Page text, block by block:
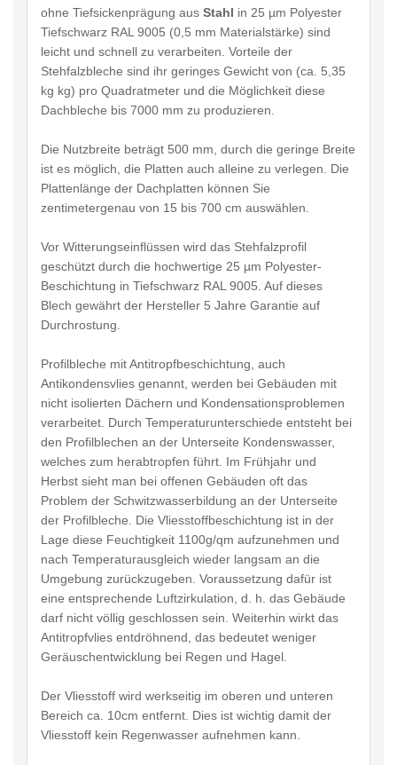
ohne Tiefsickenprägung aus Stahl in 25 µm Polyester
Tiefschwarz RAL 9005 (0,5 mm Materialstärke) sind
leicht und schnell zu verarbeiten. Vorteile der
Stehfalzbleche sind ihr geringes Gewicht von (ca. 5,35
kg kg) pro Quadratmeter und die Möglichkeit diese
Dachbleche bis 7000 mm zu produzieren.
Die Nutzbreite beträgt 500 mm, durch die geringe Breite
ist es möglich, die Platten auch alleine zu verlegen. Die
Plattenlänge der Dachplatten können Sie
zentimetergenau von 15 bis 700 cm auswählen.
Vor Witterungseinflüssen wird das Stehfalzprofil
geschützt durch die hochwertige 25 µm Polyester-
Beschichtung in Tiefschwarz RAL 9005. Auf dieses
Blech gewährt der Hersteller 5 Jahre Garantie auf
Durchrostung.
Profilbleche mit Antitropfbeschichtung, auch
Antikondensvlies genannt, werden bei Gebäuden mit
nicht isolierten Dächern und Kondensationsproblemen
verarbeitet. Durch Temperaturunterschiede entsteht bei
den Profilblechen an der Unterseite Kondenswasser,
welches zum herabtropfen führt. Im Frühjahr und
Herbst sieht man bei offenen Gebäuden oft das
Problem der Schwitzwasserbildung an der Unterseite
der Profilbleche. Die Vliesstoffbeschichtung ist in der
Lage diese Feuchtigkeit 1100g/qm aufzunehmen und
nach Temperaturausgleich wieder langsam an die
Umgebung zurückzugeben. Voraussetzung dafür ist
eine entsprechende Luftzirkulation, d. h. das Gebäude
darf nicht völlig geschlossen sein. Weiterhin wirkt das
Antitropfvlies entdröhnend, das bedeutet weniger
Geräuschentwicklung bei Regen und Hagel.
Der Vliesstoff wird werkseitig im oberen und unteren
Bereich ca. 10cm entfernt. Dies ist wichtig damit der
Vliesstoff kein Regenwasser aufnehmen kann.